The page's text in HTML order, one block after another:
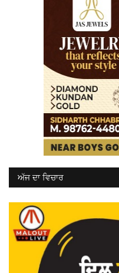
ਅੱਜ ਦਾ ਵਿਚਾਰ